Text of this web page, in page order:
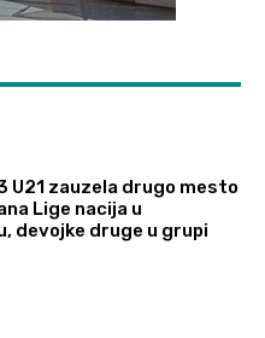
U21 zauzela drugo mesto
Lige nacija u
devojke druge u grupi